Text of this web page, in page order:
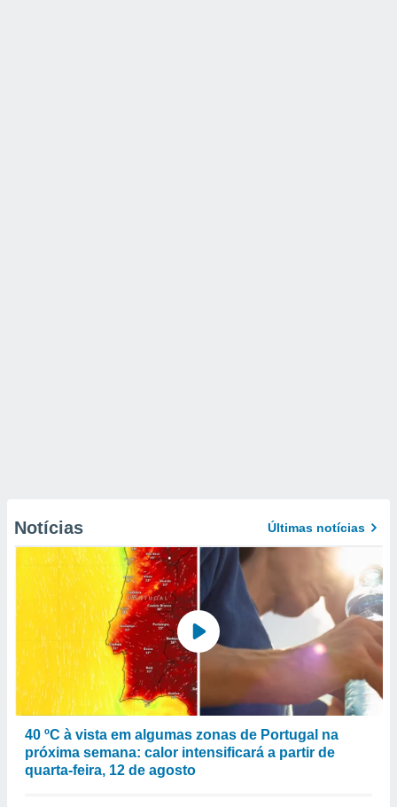
Notícias Últimas notícias
40 ºC à vista em algumas zonas de Portugal na
próxima semana: calor intensificará a partir de
quarta-feira, 12 de agosto